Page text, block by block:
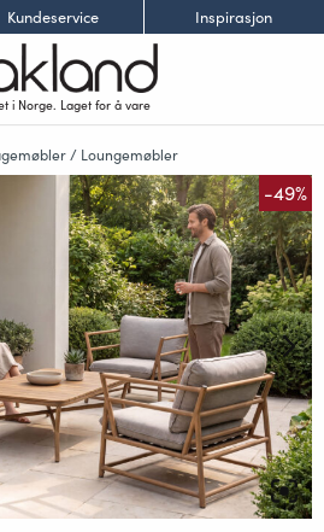
Kundeservice Inspirasjon
i Norge. Laget for å vare
/ Loungemøbler
-49%